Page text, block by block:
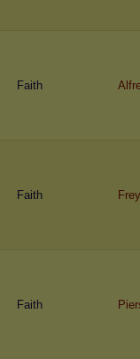
Faith
Faith
Faith